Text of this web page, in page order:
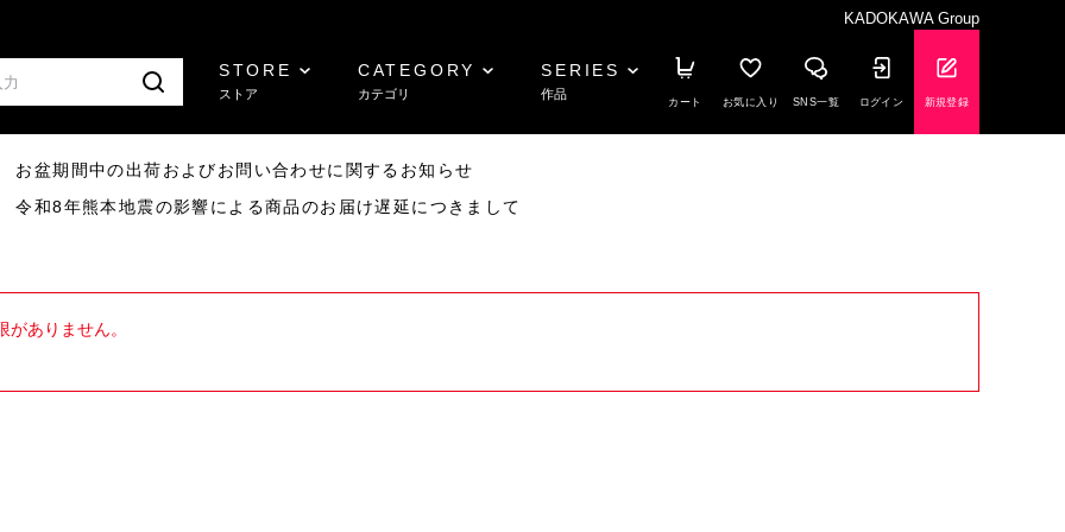
KADOKAWA Group
STORE
ストア
CATEGORY
カテゴリ
SERIES
作品
カート お気に入り SNS一覧 ログイン 新規登録
盆期間中の出荷およびお問い合わせに関するお知らせ
和8年熊本地震の影響による商品のお届け遅延につきまして
ありません。